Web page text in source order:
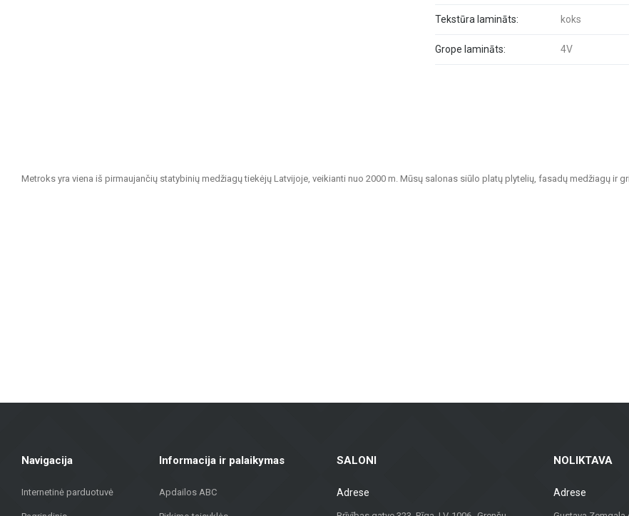
Tekstūra lamināts: koks
Grope lamināts: 4V
Metroks yra viena iš pirmaujančių statybinių medžiagų tiekėjų Latvijoje, veikianti nuo 2000 m. Mūsų salonas siūlo platų plytelių, fasadų medžiagų ir
Navigacija
Internetinė parduotuvė
Informacija ir palaikymas
Apdailos ABC
SALONI
Adrese
NOLIKTAVA
Adrese